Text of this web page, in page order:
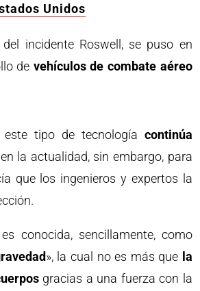
Unidos
incidente Roswell, se puso en
de vehículos de combate aéreo
tipo de tecnología continúa
en la actualidad, sin embargo, para
que los ingenieros y expertos la
es conocida, sencillamente, como
», la cual no es más que la
gracias a una fuerza con la